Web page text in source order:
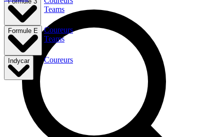
Teams
Formule E
Coureurs
Teams
Indycar Coureurs